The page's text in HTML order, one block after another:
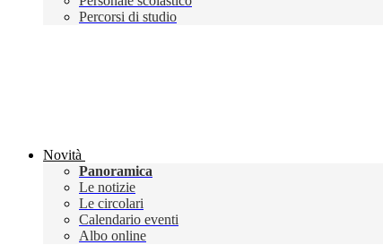
Percorsi di studio
Novità
Panoramica
Le notizie
Le circolari
Calendario eventi
Albo online